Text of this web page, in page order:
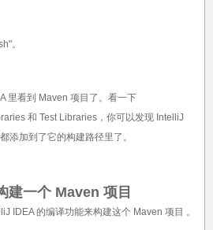
。
里看到 Maven 项目了。看一下
和 Test Libraries，你可以发现 IntelliJ
添加到了它的构建路径里了。
一个 Maven 项目
IDEA 的编译功能来构建这个 Maven 项目 。